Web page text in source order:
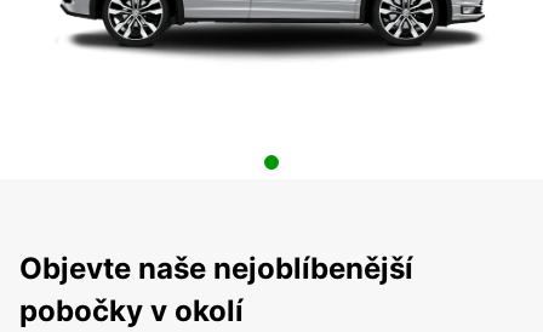
Objevte naše nejoblíbenější
pobočky v okolí